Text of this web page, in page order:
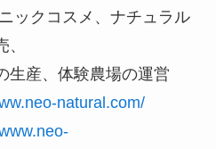
ックコスメ、ナチュラル
生産、体験農場の運営
natural.com/